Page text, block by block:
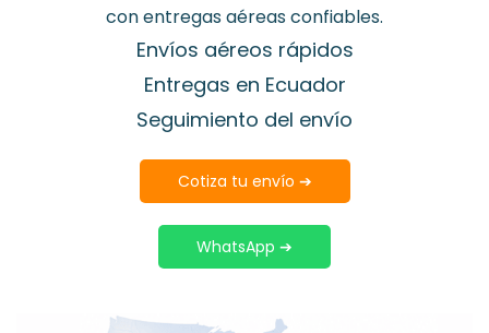
con entregas aéreas confiables.
Envíos aéreos rápidos
Entregas en Ecuador
Seguimiento del envío
Cotiza tu envío ➔
WhatsApp ➔